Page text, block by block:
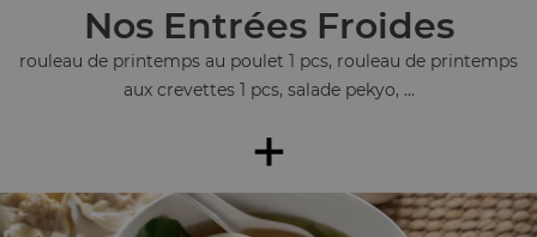
Nos Entrées Froides
rouleau de printemps au poulet 1 pcs, rouleau de printemps
aux crevettes 1 pcs, salade pekyo, ...
+